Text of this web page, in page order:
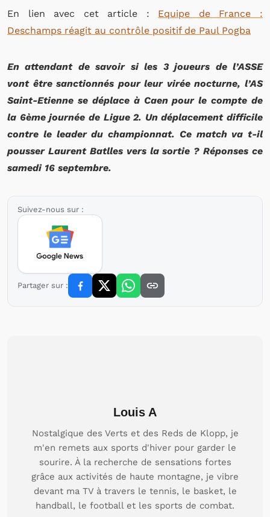
En lien avec cet article : Equipe de France :
Deschamps réagit au contrôle positif de Paul Pogba
En attendant de savoir si les 3 joueurs de l’ASSE
vont être sanctionnés pour leur virée nocturne, l’AS
Saint-Etienne se déplace à Caen pour le compte de
la 6ème journée de Ligue 2. Un déplacement difficile
contre le leader du championnat. Ce match va t-il
pousser Laurent Batlles vers la sortie ? Réponses ce
samedi 16 septembre.
Suivez-nous sur :
Partager sur :
Louis A
Nostalgique des Verts et des Reds de Klopp, je
m'en remets aux sports d'hiver pour garder le
sourire. À la recherche de sensations fortes
grâce aux activités de haute montagne, je vibre
devant ma TV à travers le tennis, le basket, le
handball, le football et les sports de combat.